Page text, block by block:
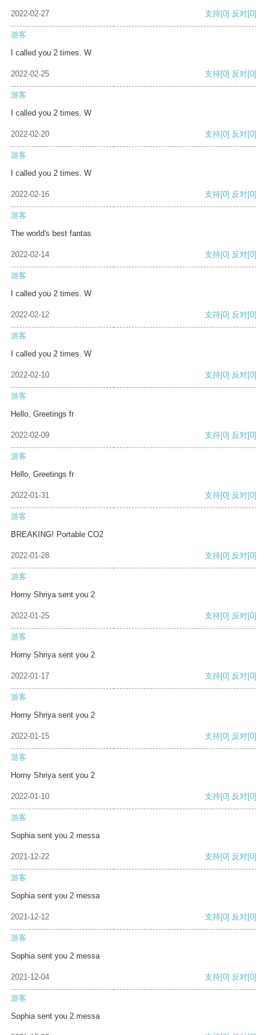
2022-02-27 支持[0] 反对[0]
游客
I called you 2 times. W
2022-02-25 支持[0] 反对[0]
游客
I called you 2 times. W
2022-02-20 支持[0] 反对[0]
游客
I called you 2 times. W
2022-02-16 支持[0] 反对[0]
游客
The world's best fantas
2022-02-14 支持[0] 反对[0]
游客
I called you 2 times. W
2022-02-12 支持[0] 反对[0]
游客
I called you 2 times. W
2022-02-10 支持[0] 反对[0]
游客
Hello, Greetings fr
2022-02-09 支持[0] 反对[0]
游客
Hello, Greetings fr
2022-01-31 支持[0] 反对[0]
游客
BREAKING! Portable CO2
2022-01-28 支持[0] 反对[0]
游客
Horny Shriya sent you 2
2022-01-25 支持[0] 反对[0]
游客
Horny Shriya sent you 2
2022-01-17 支持[0] 反对[0]
游客
Horny Shriya sent you 2
2022-01-15 支持[0] 反对[0]
游客
Horny Shriya sent you 2
2022-01-10 支持[0] 反对[0]
游客
Sophia sent you 2 messa
2021-12-22 支持[0] 反对[0]
游客
Sophia sent you 2 messa
2021-12-12 支持[0] 反对[0]
游客
Sophia sent you 2 messa
2021-12-04 支持[0] 反对[0]
游客
Sophia sent you 2 messa